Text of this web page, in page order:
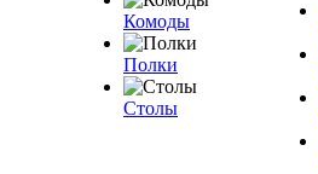
Комоды
Полки
Столы